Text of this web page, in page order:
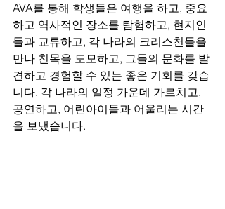
AVA를 통해 학생들은 여행을 하고, 중요
하고 역사적인 장소를 탐험하고, 현지인
들과 교류하고, 각 나라의 크리스천들을
만나 친목을 도모하고, 그들의 문화를 발
견하고 경험할 수 있는 좋은 기회를 갖습
니다. 각 나라의 일정 가운데 가르치고,
공연하고, 어린아이들과 어울리는 시간
을 보냈습니다.